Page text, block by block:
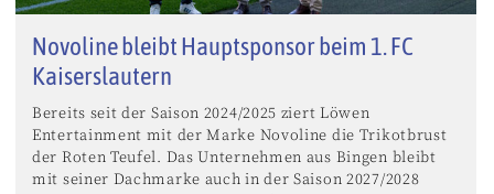
Novoline bleibt Hauptsponsor beim 1. FC
Kaiserslautern
Bereits seit der Saison 2024/2025 ziert Löwen
Entertainment mit der Marke Novoline die Trikotbrust
der Roten Teufel. Das Unternehmen aus Bingen bleibt
mit seiner Dachmarke auch in der Saison 2027/2028